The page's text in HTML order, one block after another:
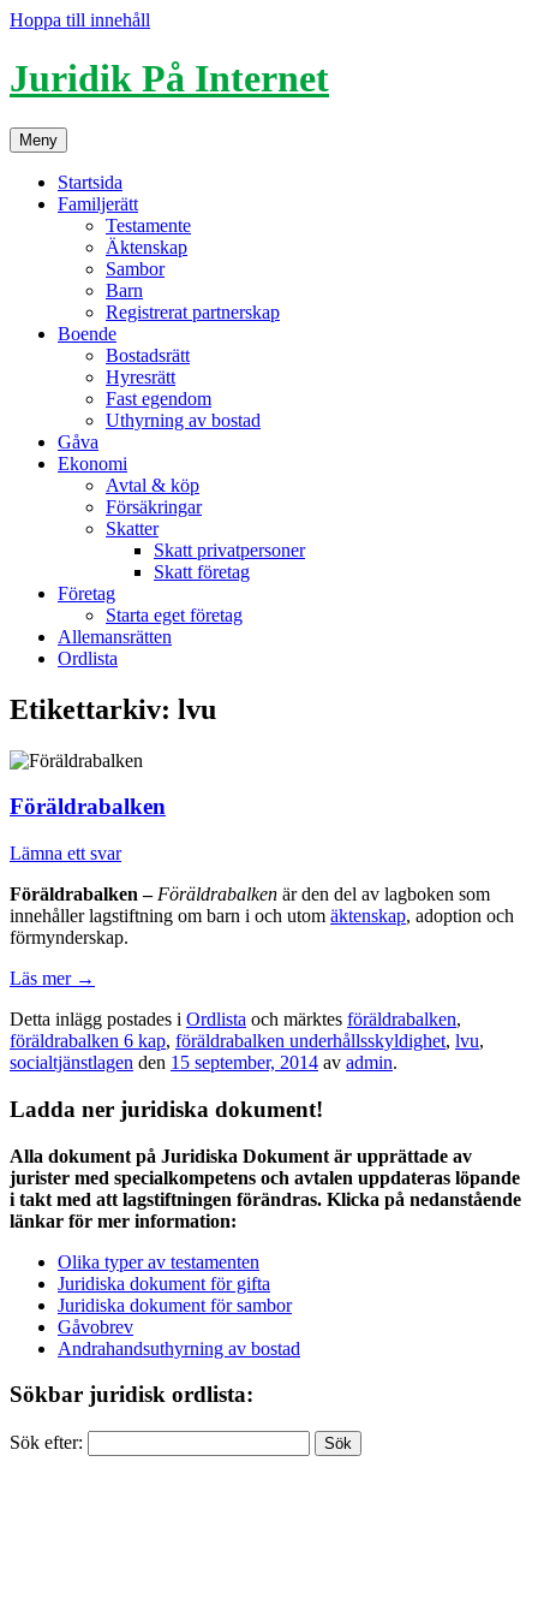
Hoppa till innehåll
Juridik På Internet
Meny
Startsida
Familjerätt
Testamente
Äktenskap
Sambor
Barn
Registrerat partnerskap
Boende
Bostadsrätt
Hyresrätt
Fast egendom
Uthyrning av bostad
Gåva
Ekonomi
Avtal & köp
Försäkringar
Skatter
Skatt privatpersoner
Skatt företag
Företag
Starta eget företag
Allemansrätten
Ordlista
Etikettarkiv: lvu
Föräldrabalken
Lämna ett svar
Föräldrabalken – Föräldrabalken är den del av lagboken som
innehåller lagstiftning om barn i och utom äktenskap, adoption och
förmynderskap.
Läs mer →
Detta inlägg postades i Ordlista och märktes föräldrabalken,
föräldrabalken 6 kap, föräldrabalken underhållsskyldighet, lvu,
socialtjänstlagen den 15 september, 2014 av admin.
Ladda ner juridiska dokument!
Alla dokument på Juridiska Dokument är upprättade av
jurister med specialkompetens och avtalen uppdateras löpande
i takt med att lagstiftningen förändras. Klicka på nedanstående
länkar för mer information:
Olika typer av testamenten
Juridiska dokument för gifta
Juridiska dokument för sambor
Gåvobrev
Andrahandsuthyrning av bostad
Sökbar juridisk ordlista:
Sök efter: